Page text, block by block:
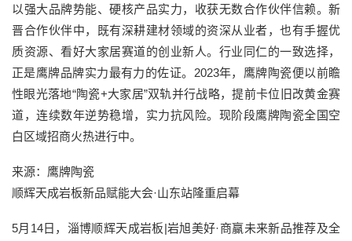
以强大品牌势能、硬核产品实力，收获无数合作伙伴信赖。新
晋合作伙伴中，既有深耕建材领域的资深从业者，也有手握优
质资源、看好大家居赛道的创业新人。行业同仁的一致选择，
正是鹰牌品牌实力最有力的佐证。2023年，鹰牌陶瓷便以前瞻
性眼光落地“陶瓷+大家居”双轨并行战略，提前卡位旧改黄金赛
道，连续数年逆势稳增，实力抗风险。现阶段鹰牌陶瓷全国空
白区域招商火热进行中。
来源：鹰牌陶瓷
顺辉天成岩板新品赋能大会·山东站隆重启幕
5月14日，淄博顺辉天成岩板|岩旭美好·商赢未来新品推荐及全